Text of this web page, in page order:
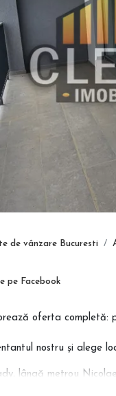
de vânzare Bucuresti
pe Facebook
oferta
nostru și alege
lângă metrou
de la dezvoltator | Fără